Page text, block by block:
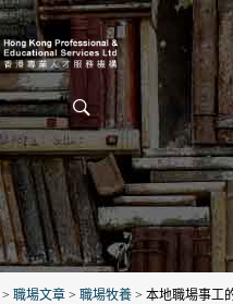
> 職場文章 > 職場牧養 > 本地職場事工